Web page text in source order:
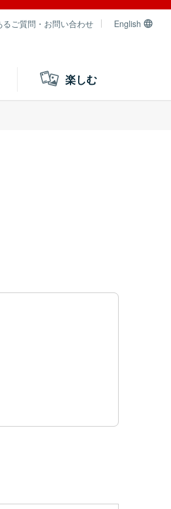
るご質問・お問い合わせ English
楽しむ